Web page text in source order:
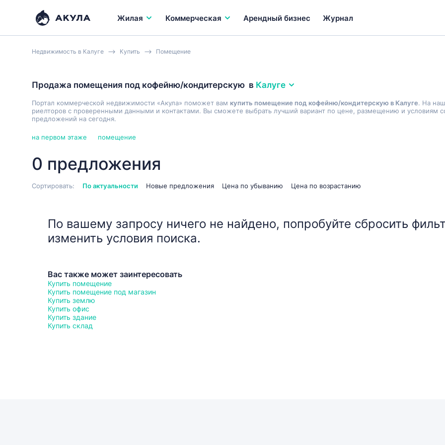
Жилая Коммерческая Арендный бизнес Журнал
Недвижимость в Калуге Купить Помещение
Продажа помещения под кофейню/кондитерскую в Калуге
Портал коммерческой недвижимости «Акула» поможет вам купить помещение под кофейню/кондитерскую в Калуге. На
риелторов с проверенными данными и контактами. Вы сможете выбрать лучший вариант по цене, размещению и условиям
предложений на сегодня.
на первом этаже помещение
0 предложения
Сортировать: По актуальности Новые предложения Цена по убыванию Цена по возрастанию
По вашему запросу ничего не найдено, попробуйте сбросить
изменить условия поиска.
Вас также может заинтересовать
Купить помещение
Купить помещение под магазин
Купить землю
Купить офис
Купить здание
Купить склад